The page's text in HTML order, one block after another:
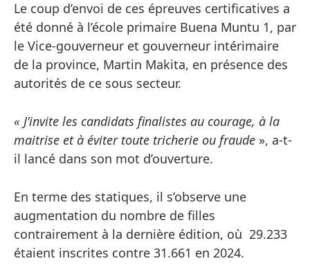
Le coup d’envoi de ces épreuves certificatives a
été donné à l’école primaire Buena Muntu 1, par
le Vice-gouverneur et gouverneur intérimaire
de la province, Martin Makita, en présence des
autorités de ce sous secteur.
« J’invite les candidats finalistes au courage, à la
maitrise et à éviter toute tricherie ou fraude », a-t-
il lancé dans son mot d’ouverture.
En terme des statiques, il s’observe une
augmentation du nombre de filles
contrairement à la dernière édition, où 29.233
étaient inscrites contre 31.661 en 2024.